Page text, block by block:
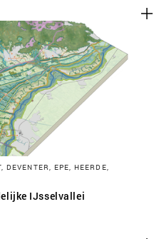
DEVENTER, EPE, HEERDE,
IJsselvallei